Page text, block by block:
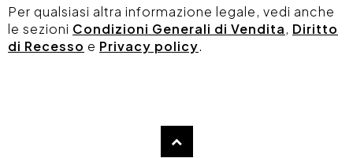
Per qualsiasi altra informazione legale, vedi anche
le sezioni Condizioni Generali di Vendita, Diritto
di Recesso e Privacy policy.